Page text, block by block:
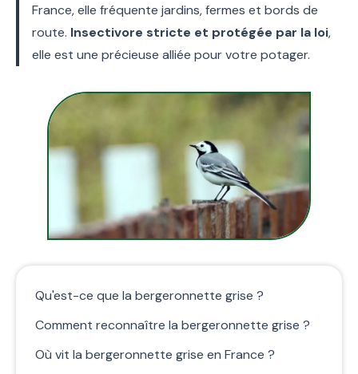
France, elle fréquente jardins, fermes et bords de
route. Insectivore stricte et protégée par la loi,
elle est une précieuse alliée pour votre potager.
Qu'est-ce que la bergeronnette grise ?
Comment reconnaître la bergeronnette grise ?
Où vit la bergeronnette grise en France ?